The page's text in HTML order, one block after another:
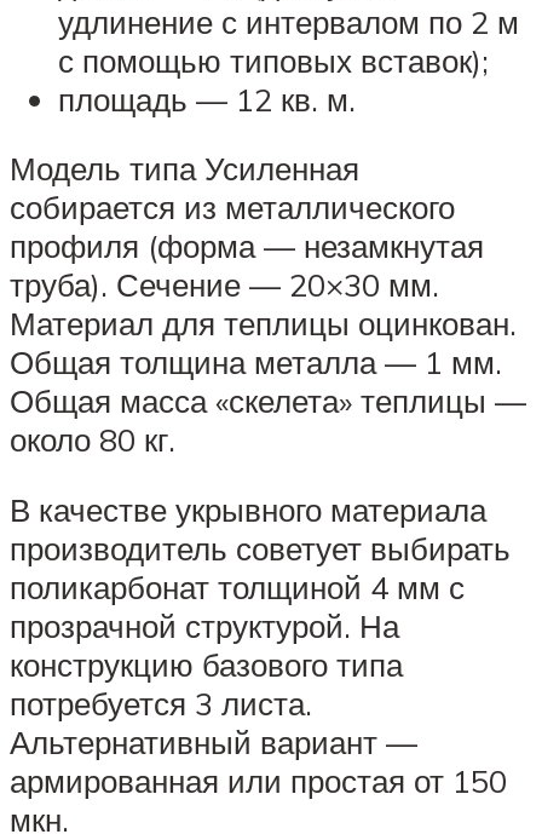
удлинение с интервалом по 2 м
с помощью типовых вставок);
площадь — 12 кв. м.
Модель типа Усиленная
собирается из металлического
профиля (форма — незамкнутая
труба). Сечение — 20×30 мм.
Материал для теплицы оцинкован.
Общая толщина металла — 1 мм.
Общая масса «скелета» теплицы —
около 80 кг.
В качестве укрывного материала
производитель советует выбирать
поликарбонат толщиной 4 мм с
прозрачной структурой. На
конструкцию базового типа
потребуется 3 листа.
Альтернативный вариант —
армированная или простая от 150
мкн.